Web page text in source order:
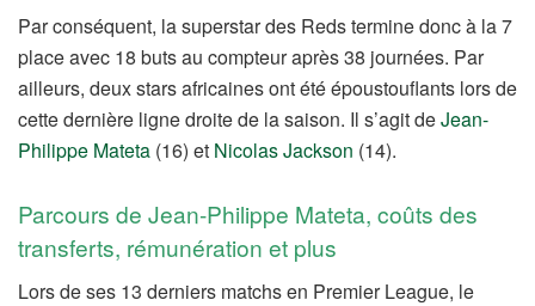
Par conséquent, la superstar des Reds termine donc à la 7
place avec 18 buts au compteur après 38 journées. Par
ailleurs, deux stars africaines ont été époustouflants lors de
cette dernière ligne droite de la saison. Il s’agit deJean-
Philippe Mateta (16) et Nicolas Jackson (14).
Parcours de Jean-Philippe Mateta, coûts des
transferts, rémunération et plus
Lors de ses 13 derniers matchs en Premier League, le